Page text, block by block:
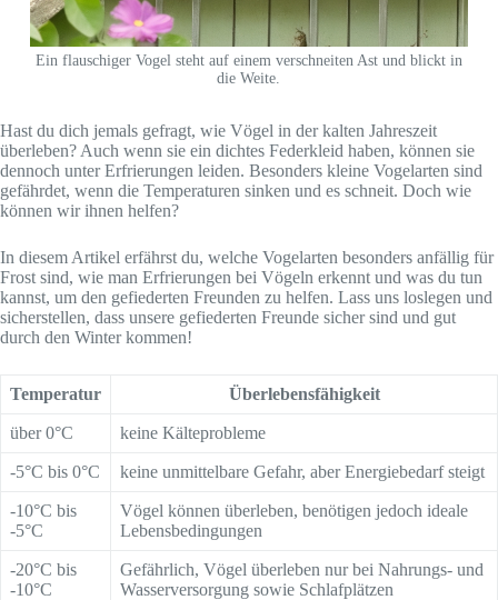
Ein flauschiger Vogel steht auf einem verschneiten Ast und blickt in
die Weite.
Hast du dich jemals gefragt, wie Vögel in der kalten Jahreszeit
überleben? Auch wenn sie ein dichtes Federkleid haben, können sie
dennoch unter Erfrierungen leiden. Besonders kleine Vogelarten sind
gefährdet, wenn die Temperaturen sinken und es schneit. Doch wie
können wir ihnen helfen?
In diesem Artikel erfährst du, welche Vogelarten besonders anfällig für
Frost sind, wie man Erfrierungen bei Vögeln erkennt und was du tun
kannst, um den gefiederten Freunden zu helfen. Lass uns loslegen und
sicherstellen, dass unsere gefiederten Freunde sicher sind und gut
durch den Winter kommen!
Temperatur Überlebensfähigkeit
über 0°C keine Kälteprobleme
-5°C bis 0°C keine unmittelbare Gefahr, aber Energiebedarf steigt
-10°C bis
-5°C
Vögel können überleben, benötigen jedoch ideale
Lebensbedingungen
-20°C bis
-10°C
Gefährlich, Vögel überleben nur bei Nahrungs- und
Wasserversorgung sowie Schlafplätzen